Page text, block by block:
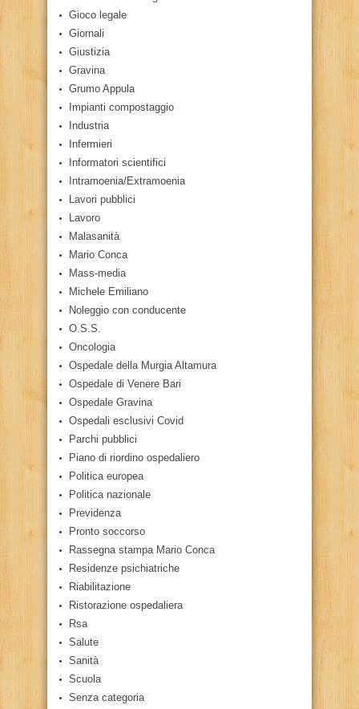
Gioco legale
Giornali
Giustizia
Gravina
Grumo Appula
Impianti compostaggio
Industria
Infermieri
Informatori scientifici
Intramoenia/Extramoenia
Lavori pubblici
Lavoro
Malasanità
Mario Conca
Mass-media
Michele Emiliano
Noleggio con conducente
O.S.S.
Oncologia
Ospedale della Murgia Altamura
Ospedale di Venere Bari
Ospedale Gravina
Ospedali esclusivi Covid
Parchi pubblici
Piano di riordino ospedaliero
Politica europea
Politica nazionale
Previdenza
Pronto soccorso
Rassegna stampa Mario Conca
Residenze psichiatriche
Riabilitazione
Ristorazione ospedaliera
Rsa
Salute
Sanità
Scuola
Senza categoria